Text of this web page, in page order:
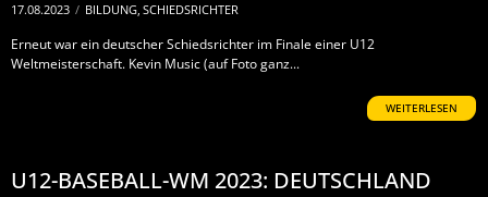
17.08.2023 / BILDUNG, SCHIEDSRICHTER
Erneut war ein deutscher Schiedsrichter im Finale einer U12
Weltmeisterschaft. Kevin Music (auf Foto ganz...
WEITERLESEN
U12-BASEBALL-WM 2023: DEUTSCHLAND